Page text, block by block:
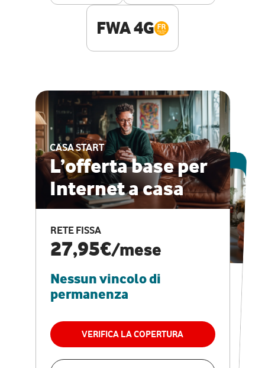
FWA 4G
CASA START
L’offerta base per
Internet a casa
RETE FISSA
27,95€/mese
Nessun vincolo di
permanenza
VERIFICA LA COPERTURA
ESCLUSIVA ONLINE
CASA PRO
Internet veloce e
vantaggi speciali
RETE FISSA + VODAFONE CLUB
29,95€
permanenza
VERIFICA LA COPERTURA